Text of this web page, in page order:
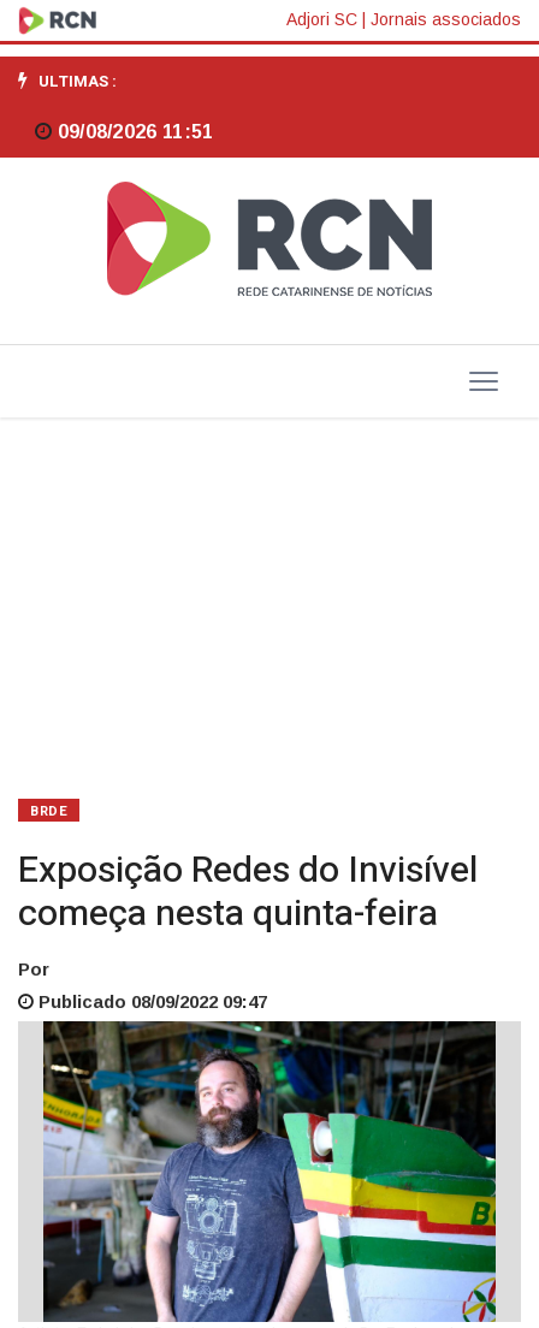
Exposição
Redes
do
Invisível
começa
quinta-
Adjori SC Jornais associados
ULTIMAS :
09/08/2026 11:51
BRDE
Exposição Redes do Invisível
começa nesta quinta-feira
Por
Publicado 08/09/2022 09:47